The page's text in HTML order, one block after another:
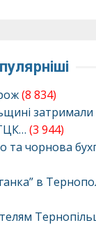
(8 834)
затримали
(3 944)
та чорнова
в